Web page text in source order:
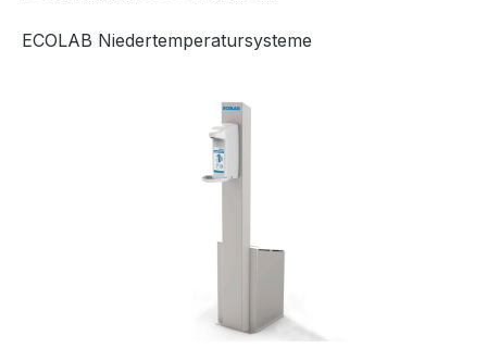
ECOLAB Niedertemperatursysteme
Bildergalerie überspringen